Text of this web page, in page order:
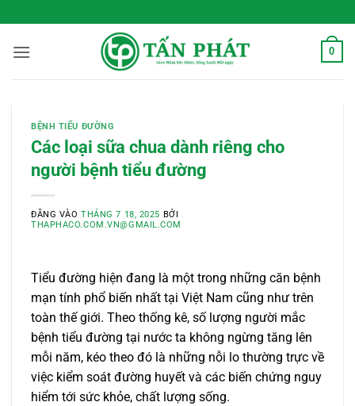
qua
nội
0
BỆNH TIỂU ĐƯỜNG
Các loại sữa chua dành riêng cho
người bệnh tiểu đường
ĐĂNG VÀOTHÁNG 7 18, 2025 BỞI
THAPHACO.COM.VN@GMAIL.COM
Tiểu đường hiện đang là một trong những căn bệnh
mạn tính phổ biến nhất tại Việt Nam cũng như trên
toàn thế giới. Theo thống kê, số lượng người mắc
bệnh tiểu đường tại nước ta không ngừng tăng lên
mỗi năm, kéo theo đó là những nỗi lo thường trực về
việc kiểm soát đường huyết và các biến chứng nguy
hiểm tới sức khỏe, chất lượng sống.